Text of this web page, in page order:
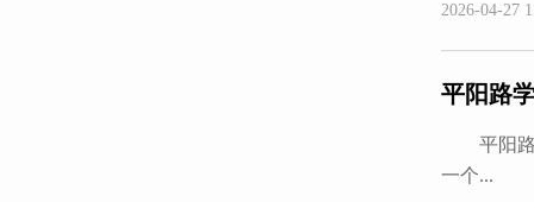
2026-04-27
平阳路
平阳路
一个...